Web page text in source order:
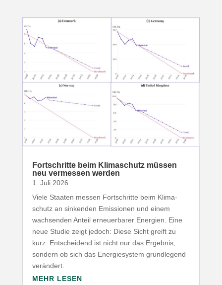
Fort­schritte beim Klima­schutz müssen
neu vermessen werden
1. Juli 2026
Viele Staaten messen Fort­schritte beim Klima­
schutz an sinkenden Emis­sionen und einem
wach­senden Anteil erneu­er­barer Energien. Eine
neue Studie zeigt jedoch: Diese Sicht greift zu
kurz. Entscheidend ist nicht nur das Ergebnis,
sondern ob sich das Ener­gie­system grund­legend
verändert.
MEHR LESEN